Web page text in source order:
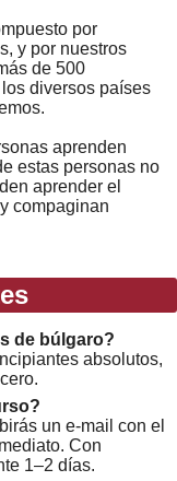
por
y por nuestros
de 500
diversos países
aprenden
estas personas no
aprender el
compaginan
de búlgaro?
absolutos,
un e-mail con el
Con
1–2 días.